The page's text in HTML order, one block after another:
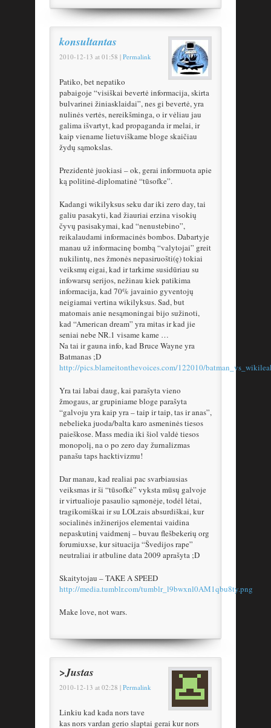
konsultantas
2010-12-13 at 01:58 | Permalink
Patiko, bet nepatiko
pabaigoje “visiškai bevertė informacija, skirta
bulvarinei žiniasklaidai”, nes gi bevertė, yra
nulinės vertės, nereikšminga, o ir vėliau jau
galima išvartyt, kad propaganda ir melai, ir
kaip viename lietuviškame bloge skaičiau
žydų sąmokslas.
Prezidentė juokiasi – ok, gerai informuota apie
ką politinė-diplomatinė “tūsofke”.
Kadangi wikilyksus seku dar iki zero day, tai
galiu pasakyti, kad žiauriai erzina visokių
čyvų pasisakymai, kad “nenustebino”,
reikalaudami informacinės bombos. Dabartyje
manau už informacinę bombą “valytojai” greit
nukilintų, nes žmonės nepasiruošti(ę) tokiai
veiksmų eigai, kad ir tarkime susidūriau su
infowarsų serijos, nežinau kiek patikima
informacija, kad 70% javainio gyventojų
neigiamai vertina wikilyksus. Sad, but
matomais anie nesąmoningai bijo sužinoti,
kad “American dream” yra mitas ir kad jie
seniai nebe NR.1 visame kame …
Na tai ir gauna info, kad Bruce Wayne yra
Batmanas ;D
http://pics.blameitonthevoices.com/122010/
Yra tai labai daug, kai parašyta vieno
žmogaus, ar grupiniame bloge parašyta
“galvoju yra kaip yra – taip ir taip, tas ir anas”,
nebelieka juoda/balta karo asmeninės tiesos
paieškose. Mass media iki šiol valdė tiesos
monopolį, na o po zero day žurnalizmas
panašu taps hacktivizmu!
Dar manau, kad realiai pac svarbiausias
veiksmas ir ši “tūsofkė” vyksta mūsų galvoje
ir virtualioje pasaulio sąmonėje, todėl lėtai,
tragikomiškai ir su LOLzais absurdiškai, kur
socialinės inžinerijos elementai vaidina
nepaskutinį vaidmenį – buvau flešbekerių org
forumiuxse, kur situacija “Švedijos rape”
neutraliai ir atbuline data 2009 aprašyta ;D
Skaitytojau – TAKE A SPEED
http://media.tumblr.com/tumblr_l9bwxnl0AM1qbu8ty.png
Make love, not wars.
>Justas
2010-12-13 at 02:28 | Permalink
Linkiu kad kada nors tave
kas nors vardan gerio slaptai gerai kur nors